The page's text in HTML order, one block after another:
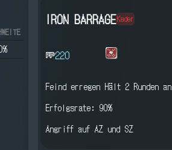
%
IRON BARRAGEKader
220
Feind erregen Hält 2 Runden an
Erfolgsrate: 90%
Angriff auf AZ und SZ